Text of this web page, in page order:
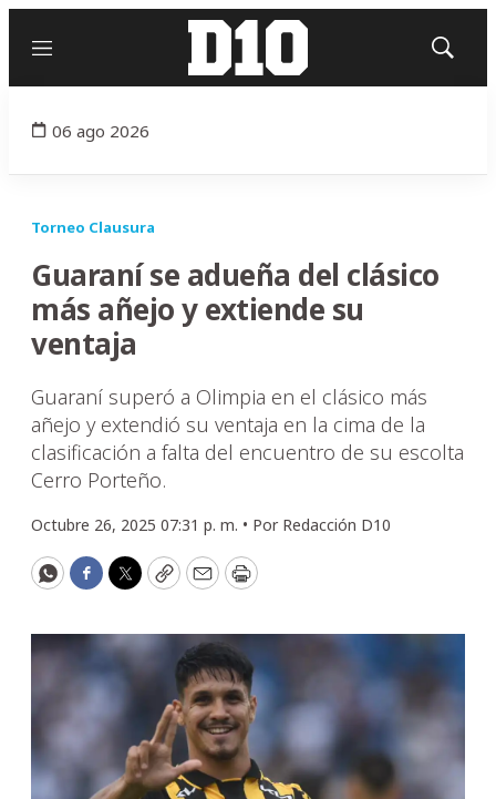
Menú
Mostrar
06 ago 2026
Torneo Clausura
Guaraní se adueña del clásico
más añejo y extiende su
ventaja
Guaraní superó a Olimpia en el clásico más
añejo y extendió su ventaja en la cima de la
clasificación a falta del encuentro de su escolta
Cerro Porteño.
Octubre 26, 2025 07:31 p. m. • Por Redacción D10
WhatsApp
Facebook
Twitter
CopyEmailPrint